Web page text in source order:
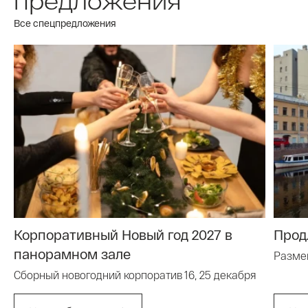
Все спецпредложения
Корпоративный Новый год 2027 в
панорамном зале
Сборный новогодний корпоратив 16, 25 декабря